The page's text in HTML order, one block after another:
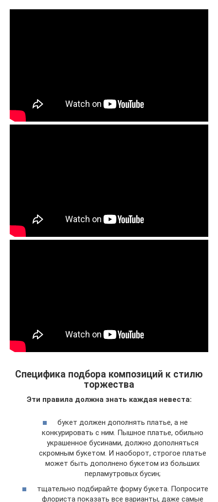
Специфика подбора композиций к стилю
торжества
Эти правила должна знать каждая невеста:
букет должен дополнять платье, а не
конкурировать с ним. Пышное платье, обильно
украшенное бусинами, должно дополняться
скромным букетом. И наоборот, строгое платье
может быть дополнено букетом из больших
перламутровых бусин;
тщательно подбирайте форму букета. Попросите
флориста показать все варианты, даже самые